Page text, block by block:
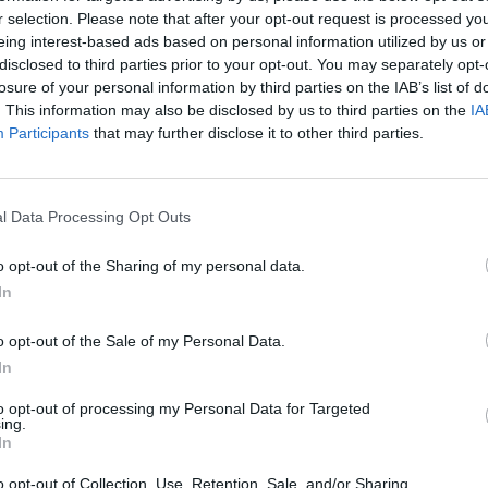
selection. Please note that after your opt-out request is processed
interest-based ads based on personal information utilized by us
to third parties prior to your opt-out. You may separately
of your personal information by third parties on the IAB’s list of
This information may also be disclosed by us to third parties on the
Participants that may further disclose it to other third parties.
Data Processing Opt Outs
opt-out of the Sharing of my personal data.
opt-out of the Sale of my Personal Data.
opt-out of processing my Personal Data for Targeted
opt-out of Collection, Use, Retention, Sale, and/or Sharing
Next video in 2
Cancel
ključnom danu i moramo priznati da se sav njihov trud